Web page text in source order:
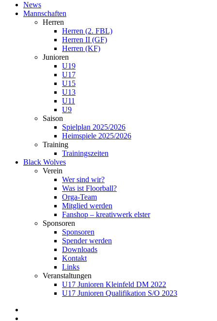
News
Mannschaften
Herren
Herren (2. FBL)
Herren II (GF)
Herren (KF)
Junioren
U19
U17
U15
U13
U11
U9
Saison
Spielplan 2025/2026
Heimspiele 2025/2026
Training
Trainingszeiten
Black Wolves
Verein
Wer sind wir?
Was ist Floorball?
Orga-Team
Mitglied werden
Fanshop – kreativwerk elster
Sponsoren
Sponsoren
Spender werden
Downloads
Kontakt
Links
Veranstaltungen
U17 Junioren Kleinfeld DM 2022
U17 Junioren Qualifikation S/O 2023